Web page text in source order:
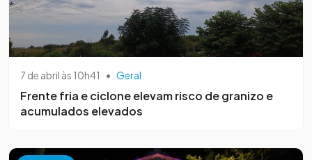
7 de abril às 10h41 • Geral
Frente fria e ciclone elevam risco de granizo e
acumulados elevados